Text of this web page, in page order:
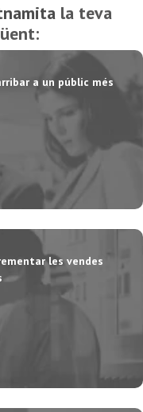
la teva
a un públic més
les vendes